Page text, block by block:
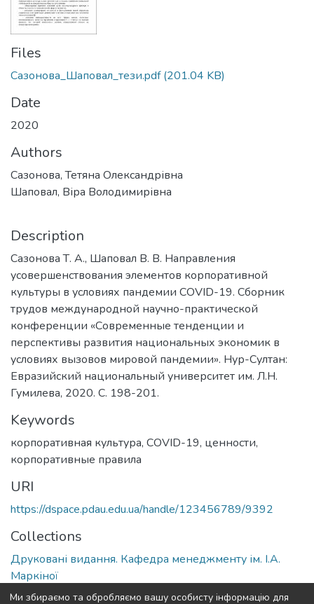
Files
Сазонова_Шаповал_тези.pdf(201.04 KB)
Date
2020
Authors
Сазонова, Тетяна Олександрівна
Шаповал, Віра Володимирівна
Description
Сазонова Т. А., Шаповал В. В. Направления
усовершенствования элементов корпоративной
культуры в условиях пандемии COVID-19. Сборник
трудов международной научно-практической
конференции «Современные тенденции и
перспективы развития национальных экономик в
условиях вызовов мировой пандемии». Нур-Султан:
Евразийский национальный университет им. Л.Н.
Гумилева, 2020. С. 198-201.
Keywords
корпоративная культура, COVID-19, ценности,
корпоративные правила
URI
https://dspace.pdau.edu.ua/handle/123456789/9392
Collections
Друковані видання. Кафедра менеджменту ім. І.А.
Маркіної
Ми збираємо та обробляємо вашу особисту інформацію для